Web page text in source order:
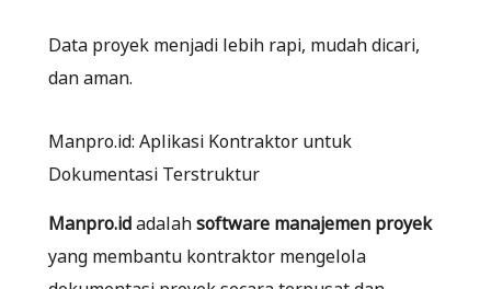
Data proyek menjadi lebih rapi, mudah dicari,
dan aman.
Manpro.id: Aplikasi Kontraktor untuk
Dokumentasi Terstruktur
Manpro.idadalahsoftware manajemen proyek
yang membantu kontraktor mengelola